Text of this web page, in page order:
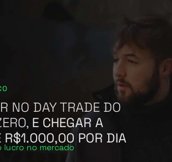
NO DAY TRADE DO
E CHEGAR A
R$1.000,00 POR DIA
lucro no mercado